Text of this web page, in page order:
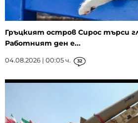
Гръцкият остров Сирос търси
Работният ден е...
04.08.2026 | 00:05 ч. 32